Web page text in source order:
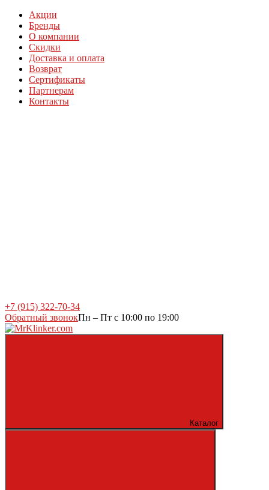
Акции
Бренды
О компании
Скидки
Доставка и оплата
Возврат
Сертификаты
Партнерам
Контакты
+7 (915) 322-70-34
Обратный звонокПн – Пт с 10:00 по 19:00
Каталог